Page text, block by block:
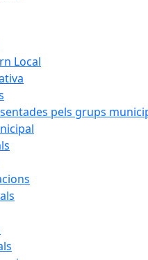
Local
pels grups